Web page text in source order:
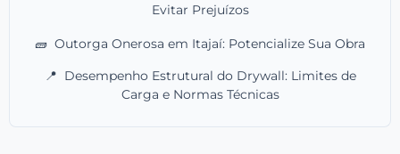
Evitar Prejuízos
🧱 Outorga Onerosa em Itajaí: Potencialize Sua Obra
📍 Desempenho Estrutural do Drywall: Limites de
Carga e Normas Técnicas